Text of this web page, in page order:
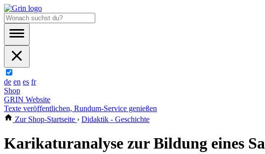
de en es fr
Shop
GRIN Website
Texte veröffentlichen, Rundum-Service genießen
Zur Shop-Startseite › Didaktik - Geschichte
Karikaturanalyse zur Bildung eines